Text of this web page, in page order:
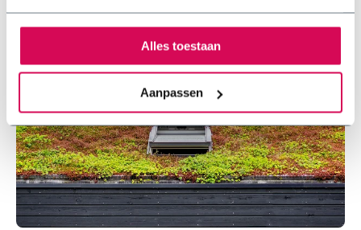
Alles toestaan
Aanpassen